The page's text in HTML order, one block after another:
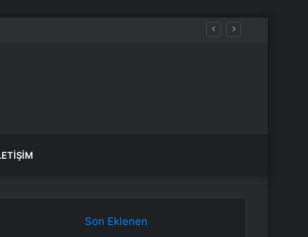
Son Eklenen